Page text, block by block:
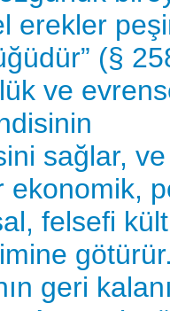
erekler
(§
ve
sağlar,
ekonomik,
felsefi
geri